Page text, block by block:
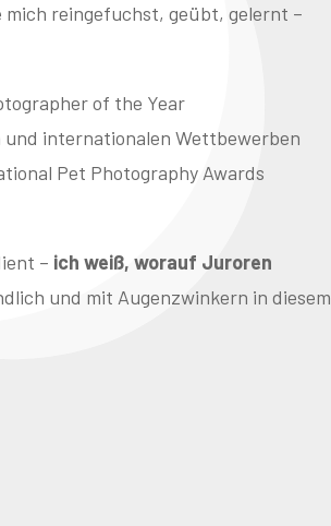
reingefuchst, geübt, gelernt –
of the Year
internationalen Wettbewerben
Pet Photography Awards
– ich weiß, worauf Juroren
und mit Augenzwinkern in diesem